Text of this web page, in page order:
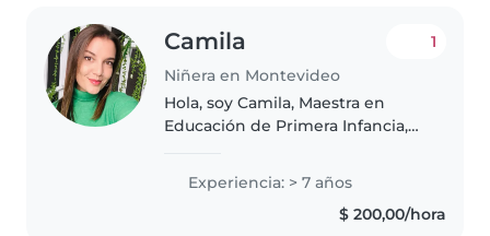
Camila
Niñera en Montevideo
1
Hola, soy Camila, Maestra en
Educación de Primera Infancia,
de los/as niños/as de 0 a 6 años.
Cuento con experiencia..
Experiencia: > 7 años
$ 200,00/hora